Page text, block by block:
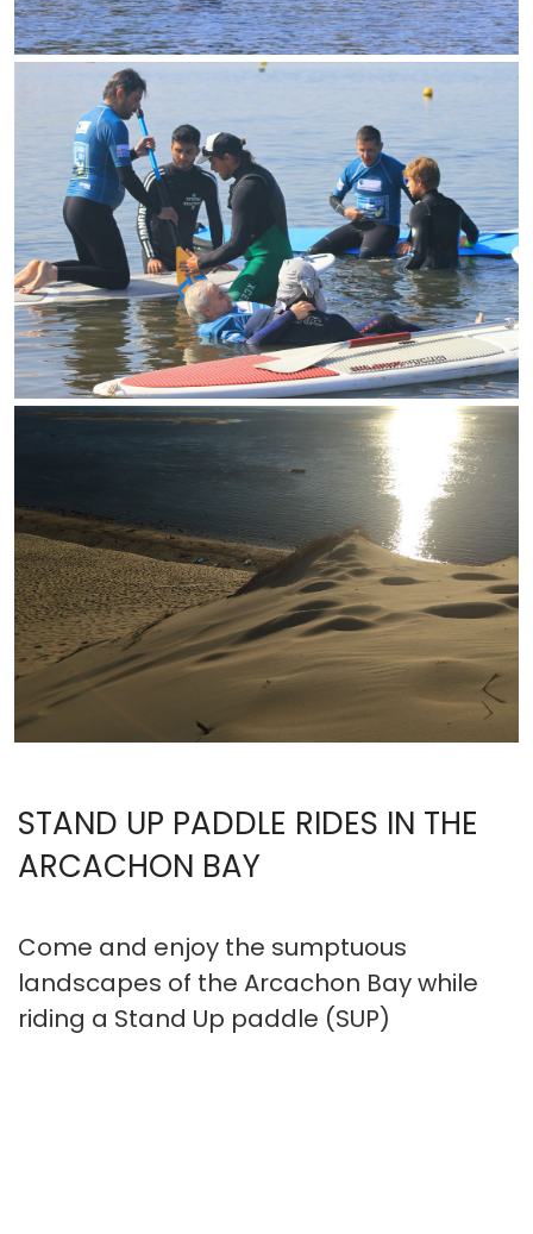
STAND UP PADDLE RIDES IN THE
ARCACHON BAY
Come and enjoy the sumptuous
landscapes of the Arcachon Bay while
riding a Stand Up paddle (SUP)